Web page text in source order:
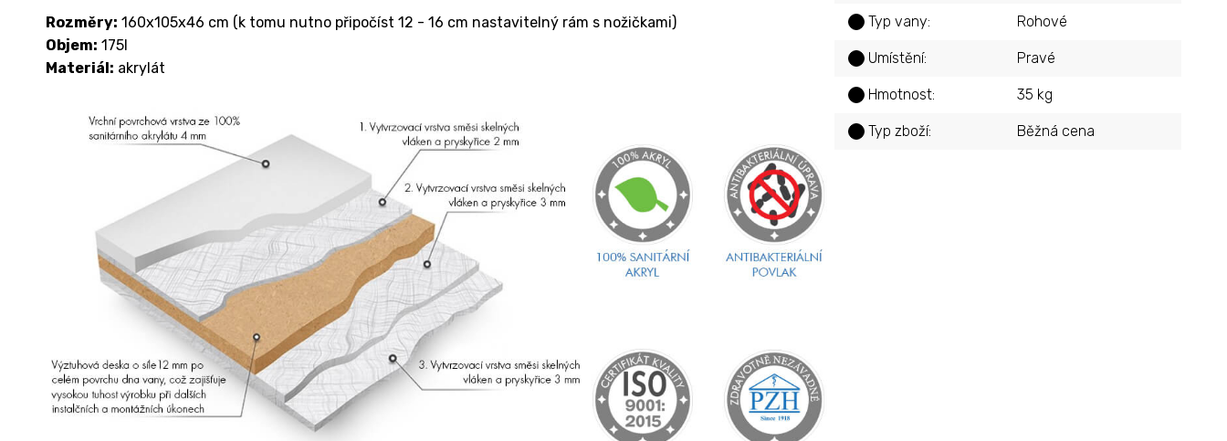
Rozměry: 160x105x46 cm (k tomu nutno připočíst 12 - 16 cm nastavitelný rám s nožičkami)
Objem: 175l
Materiál: akrylát
Typ vany: Rohové
Umístění: Pravé
Hmotnost: 35 kg
Typ zboží: Běžná cena